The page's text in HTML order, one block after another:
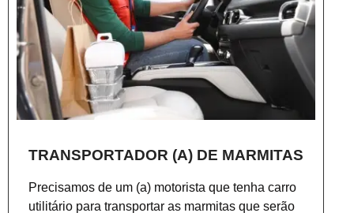
TRANSPORTADOR (A) DE MARMITAS
Precisamos de um (a) motorista que tenha carro
utilitário para transportar as marmitas que serão